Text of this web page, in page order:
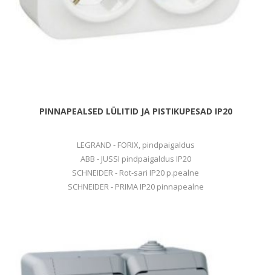
PINNAPEALSED LÜLITID JA PISTIKUPESAD IP20
LEGRAND - FORIX, pindpaigaldus
ABB - JUSSI pindpaigaldus IP20
SCHNEIDER - Rot-sari IP20 p.pealne
SCHNEIDER - PRIMA IP20 pinnapealne